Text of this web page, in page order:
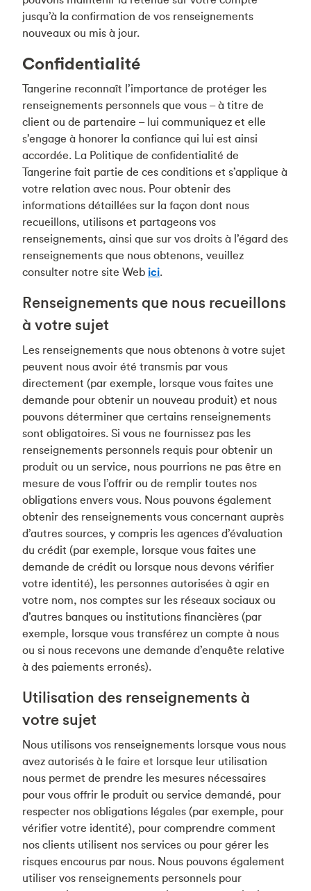
jusqu’à la confirmation de vos renseignements
nouveaux ou mis à jour.
Confidentialité
Tangerine reconnaît l’importance de protéger les
renseignements personnels que vous – à titre de
client ou de partenaire – lui communiquez et elle
s’engage à honorer la confiance qui lui est ainsi
accordée. La Politique de confidentialité de
Tangerine fait partie de ces conditions et s’applique à
votre relation avec nous. Pour obtenir des
informations détaillées sur la façon dont nous
recueillons, utilisons et partageons vos
renseignements, ainsi que sur vos droits à l’égard des
renseignements que nous obtenons, veuillez
consulter notre site Web ici.
Renseignements que nous recueillons
à votre sujet
Les renseignements que nous obtenons à votre sujet
peuvent nous avoir été transmis par vous
directement (par exemple, lorsque vous faites une
demande pour obtenir un nouveau produit) et nous
pouvons déterminer que certains renseignements
sont obligatoires. Si vous ne fournissez pas les
renseignements personnels requis pour obtenir un
produit ou un service, nous pourrions ne pas être en
mesure de vous l’offrir ou de remplir toutes nos
obligations envers vous. Nous pouvons également
obtenir des renseignements vous concernant auprès
d’autres sources, y compris les agences d’évaluation
du crédit (par exemple, lorsque vous faites une
demande de crédit ou lorsque nous devons vérifier
votre identité), les personnes autorisées à agir en
votre nom, nos comptes sur les réseaux sociaux ou
d’autres banques ou institutions financières (par
exemple, lorsque vous transférez un compte à nous
ou si nous recevons une demande d’enquête relative
à des paiements erronés).
Utilisation des renseignements à
votre sujet
Nous utilisons vos renseignements lorsque vous nous
avez autorisés à le faire et lorsque leur utilisation
nous permet de prendre les mesures nécessaires
pour vous offrir le produit ou service demandé, pour
respecter nos obligations légales (par exemple, pour
vérifier votre identité), pour comprendre comment
nos clients utilisent nos services ou pour gérer les
risques encourus par nous. Nous pouvons également
utiliser vos renseignements personnels pour